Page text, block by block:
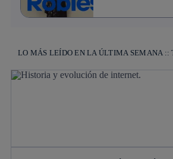
LO MÁS LEÍDO EN LA ÚLTIMA SEMANA ::